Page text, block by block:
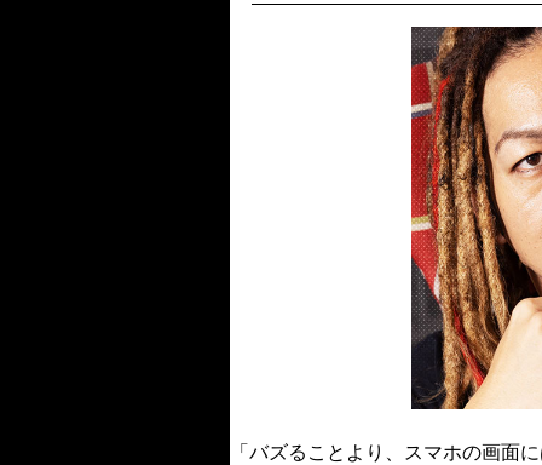
「バズることより、スマホの画面